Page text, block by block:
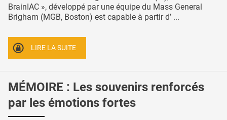
BrainIAC », développé par une équipe du Mass General
Brigham (MGB, Boston) est capable à partir d’ ...
LIRE LA SUITE
MÉMOIRE : Les souvenirs renforcés
par les émotions fortes